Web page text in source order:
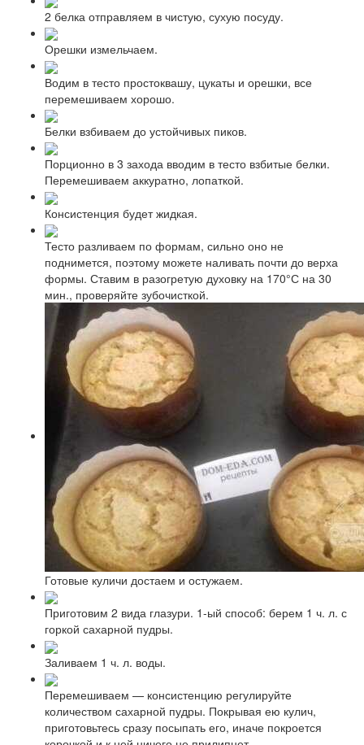
2 белка отправляем в чистую, сухую посуду.
Орешки измельчаем.
Водим в тесто простоквашу, цукаты и орешки, все
перемешиваем хорошо.
Белки взбиваем до устойчивых пиков.
Порционно в 3 захода вводим в тесто взбитые белки.
Перемешиваем аккуратно, лопаткой.
Консистенция будет жидкая.
Тесто разливаем по формам, сильно оно не
поднимется, поэтому можете наливать почти до верха
формы. Ставим в разогретую духовку на 170°С на 30
мин., проверяйте зубочисткой.
Готовые куличи достаем и остужаем.
Приготовим 2 вида глазури. 1-ый способ: берем 1 ч. л. с
горкой сахарной пудры.
Заливаем 1 ч. л. воды.
Перемешиваем — консистенцию регулируйте
количеством сахарной пудры. Покрывая ею кулич,
приготовьтесь сразу посыпать его, иначе покроется